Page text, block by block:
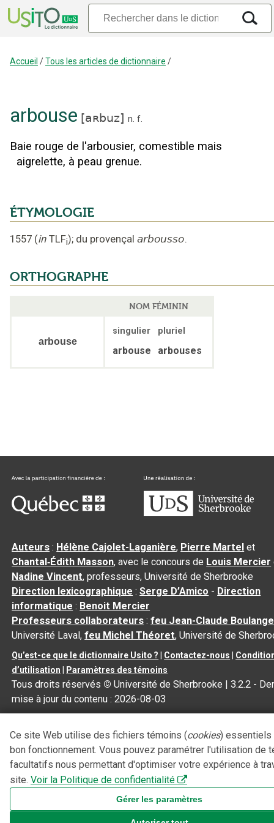
Accueil /Tous les articles de dictionnaire /
arbouse [aʀbuz] n. f.
Baie rouge de l'arbousier, comestible mais
aigrelette, à peau grenue.
ÉTYMOLOGIE
1557 (in TLFi); du provençal arbousso.
ORTHOGRAPHE
NOM FÉMININ
arbouse
singulier pluriel
arbouse arbouses
Auteurs : Hélène Cajolet-Laganière, Pierre Martel et
Chantal‑Édith Masson, avec le concours de Louis Mercier
Nadine Vincent, professeurs, Université de Sherbrooke
Direction lexicographique :Serge D’Amico - Direction
informatique : Benoit Mercier
Professeurs collaborateurs :feu Jean-Claude
Université Laval,feu Michel Théoret, Université de
Qu’est-ce que le dictionnaire Usito ? | Contactez-nous |
d’utilisation | Paramètres des témoins
Tous droits réservés © Université de Sherbrooke |3.2.2 -
mise à jour du contenu :2026-08-03
Ce site Web utilise des fichiers témoins (cookies) essentiels
bon fonctionnement. Vous pouvez paramétrer l'utilisation de
facultatifs nous permettant d'optimiser votre expérience à
site. Voir la Politique de confidentialité
Gérer les paramètres